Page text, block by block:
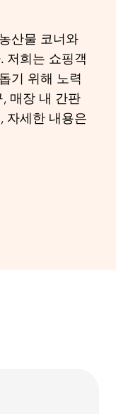
산물 코너와
저희는 쇼핑객
기 위해 노력
매장 내 간판
자세한 내용은